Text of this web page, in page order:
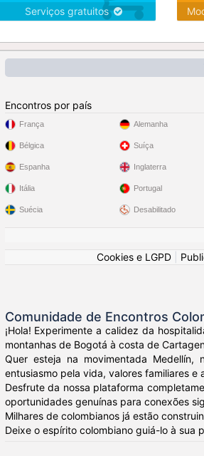
Serviços gratuitos
Encontros por país
França
Bélgica
Espanha
Itália
Suécia
Alemanha
Suíça
Inglaterra
Portugal
Desabilitado
Cookies e LGPD
Comunidade de Encontros
¡Hola! Experimente a calidez da
montanhas de Bogotá à costa de
Quer esteja na movimentada Medellín,
entusiasmo pela vida, valores familiares e
Desfrute da nossa plataforma
oportunidades genuínas para conexões
Milhares de colombianos já estão
Deixe o espírito colombiano guiá-lo à sua